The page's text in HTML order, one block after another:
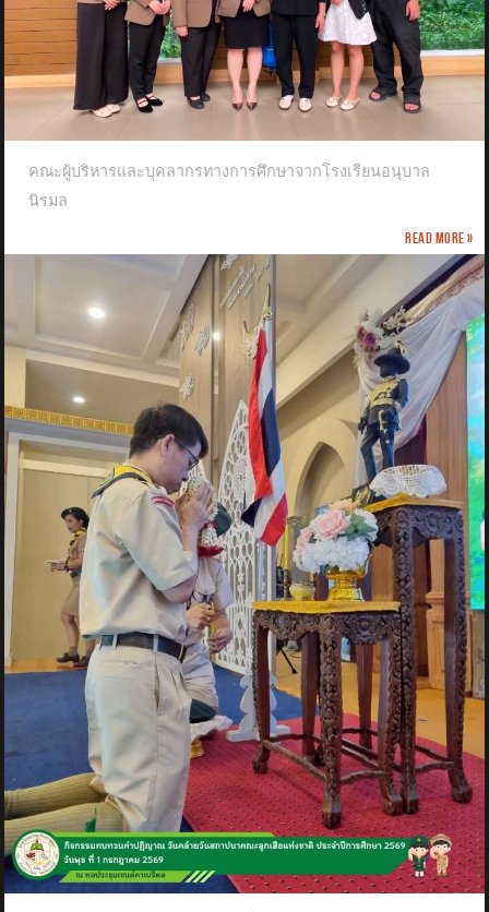
คณะผู้บริหารและบุคลากรทางการศึกษาจากโรงเรียนอนุบาล
นิรมล
Read more »